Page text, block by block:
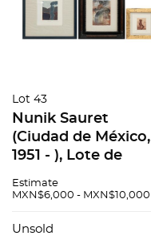
Lot 43
Nunik Sauret
(Ciudad de México,
1951 - ), Lote de
Estimate
MXN$6,000 - MXN$10,000
Unsold